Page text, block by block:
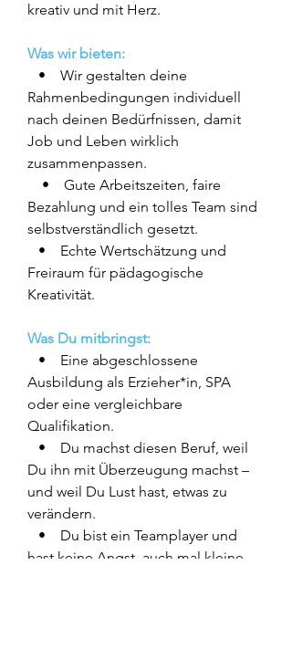
kreativ und mit Herz.
Was wir bieten:
• Wir gestalten deine
Rahmenbedingungen individuell
nach deinen Bedürfnissen, damit
Job und Leben wirklich
zusammenpassen.
• Gute Arbeitszeiten, faire
Bezahlung und ein tolles Team sind
selbstverständlich gesetzt.
• Echte Wertschätzung und
Freiraum für pädagogische
Kreativität.
Was Du mitbringst:
• Eine abgeschlossene
Ausbildung als Erzieher*in, SPA
oder eine vergleichbare
Qualifikation.
• Du machst diesen Beruf, weil
Du ihn mit Überzeugung machst –
und weil Du Lust hast, etwas zu
verändern.
• Du bist ein Teamplayer und
hast keine Angst, auch mal kleine